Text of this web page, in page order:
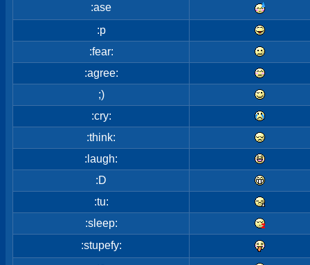
:ase
:p
:fear:
:agree:
;)
:cry:
:think:
:laugh:
:D
:tu:
:sleep:
:stupefy: